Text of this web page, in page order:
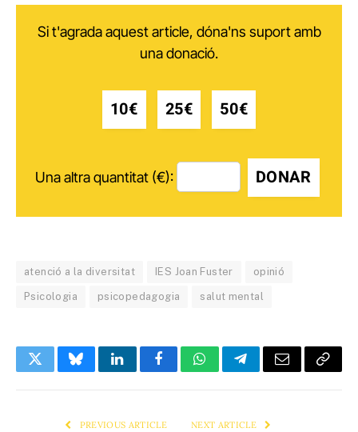
Si t'agrada aquest article, dóna'ns suport amb
una donació.
10€ 25€ 50€
Una altra quantitat (€): DONAR
atenció a la diversitat IES Joan Fuster opinió
Psicologia psicopedagogia salut mental
TwitterBlueskyLinkedInFacebookWhatsAppTelegramEmail Copy
PREVIOUS ARTICLE NEXT ARTICLE